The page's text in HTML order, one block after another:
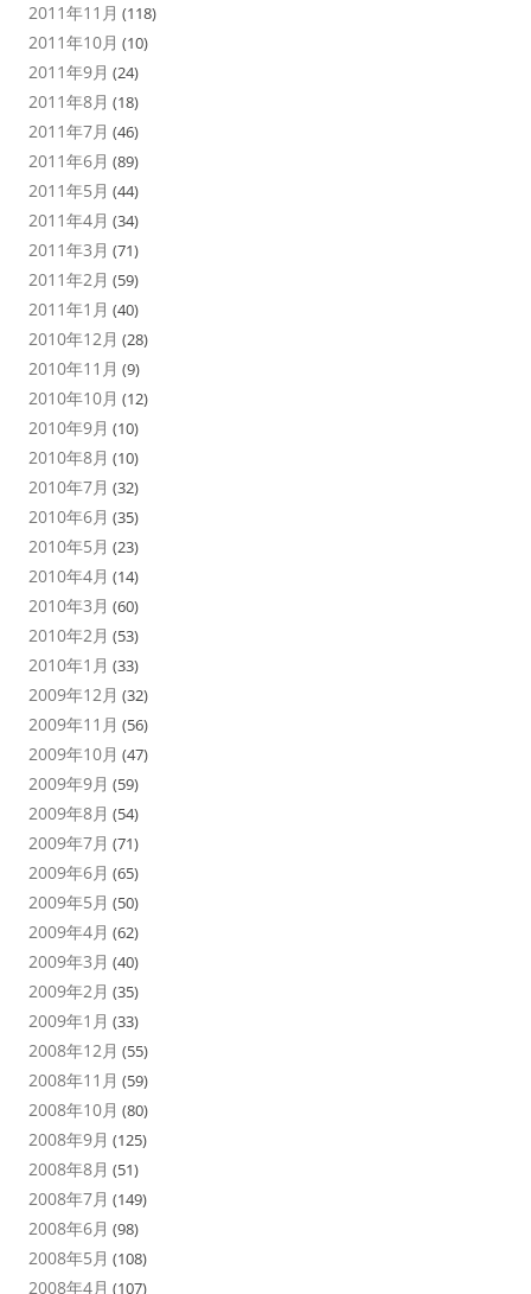
2011年11月 (118)
2011年10月 (10)
2011年9月 (24)
2011年8月 (18)
2011年7月 (46)
2011年6月 (89)
2011年5月 (44)
2011年4月 (34)
2011年3月 (71)
2011年2月 (59)
2011年1月 (40)
2010年12月 (28)
2010年11月 (9)
2010年10月 (12)
2010年9月 (10)
2010年8月 (10)
2010年7月 (32)
2010年6月 (35)
2010年5月 (23)
2010年4月 (14)
2010年3月 (60)
2010年2月 (53)
2010年1月 (33)
2009年12月 (32)
2009年11月 (56)
2009年10月 (47)
2009年9月 (59)
2009年8月 (54)
2009年7月 (71)
2009年6月 (65)
2009年5月 (50)
2009年4月 (62)
2009年3月 (40)
2009年2月 (35)
2009年1月 (33)
2008年12月 (55)
2008年11月 (59)
2008年10月 (80)
2008年9月 (125)
2008年8月 (51)
2008年7月 (149)
2008年6月 (98)
2008年5月 (108)
2008年4月 (107)